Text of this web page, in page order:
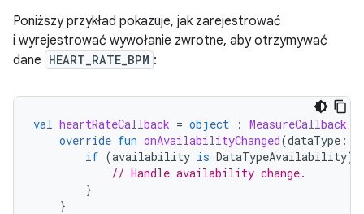
Poniższy przykład pokazuje, jak zarejestrować
i wyrejestrować wywołanie zwrotne, aby otrzymywać
dane HEART_RATE_BPM :
val heartRateCallback = object : MeasureCallback
override fun onAvailabilityChanged(dataType :
if (availability is DataTypeAvailability)
// Handle availability change.
}
}